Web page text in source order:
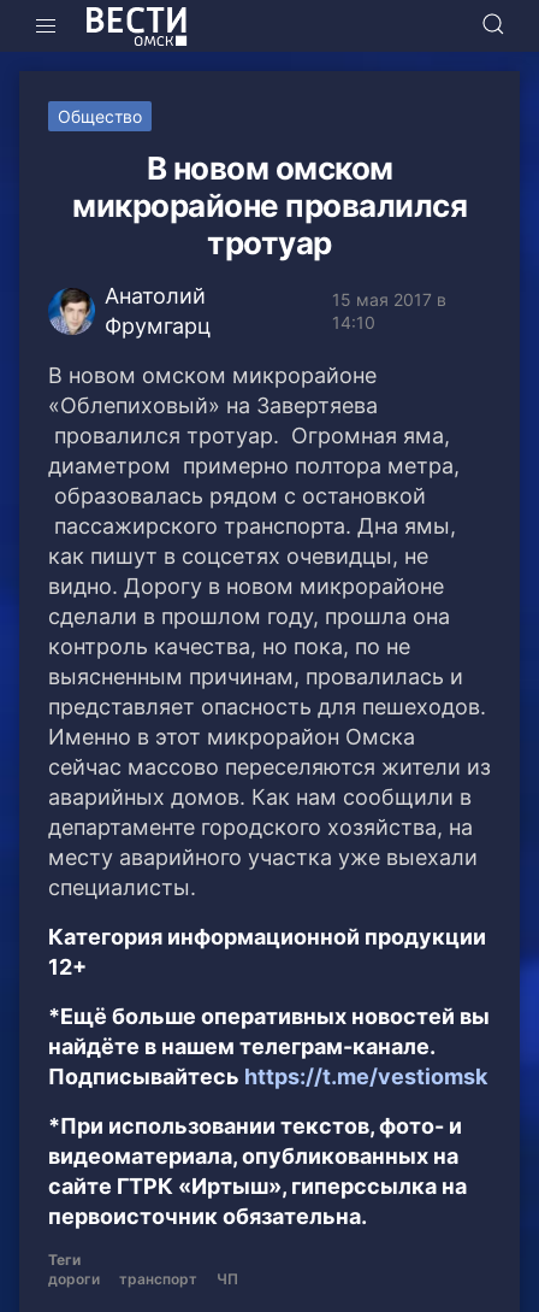
Общество
В новом омском
микрорайоне провалился
тротуар
Анатолий
Фрумгарц
15 мая 2017 в
14:10
В новом омском микрорайоне
«Облепиховый» на Завертяева
провалился тротуар. Огромная яма,
диаметром примерно полтора метра,
образовалась рядом с остановкой
пассажирского транспорта. Дна ямы,
как пишут в соцсетях очевидцы, не
видно. Дорогу в новом микрорайоне
сделали в прошлом году, прошла она
контроль качества, но пока, по не
выясненным причинам, провалилась и
представляет опасность для пешеходов.
Именно в этот микрорайон Омска
сейчас массово переселяются жители из
аварийных домов. Как нам сообщили в
департаменте городского хозяйства, на
месту аварийного участка уже выехали
специалисты.
Категория информационной продукции
12+
*Ещё больше оперативных новостей вы
найдёте в нашем телеграм-канале.
Подписывайтесь https://t.me/vestiomsk
*При использовании текстов, фото- и
видеоматериала, опубликованных на
сайте ГТРК «Иртыш», гиперссылка на
первоисточник обязательна.
Теги
дороги
транспорт ЧП